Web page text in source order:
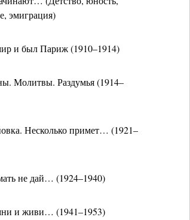
эмиграция)
и был Париж (1910–1914)
Молитвы. Раздумья (1914–
Несколько примет… (1921–
не дай… (1924–1940)
и живи… (1941–1953)